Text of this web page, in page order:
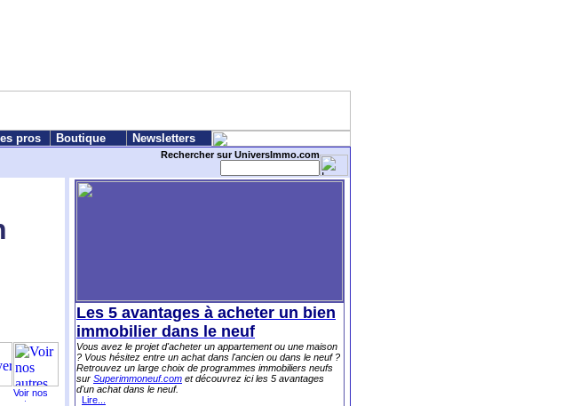
pros Boutique Newsletters
Rechercher sur UniversImmo.com
Les 5 avantages à acheter un bien
immobilier dans le neuf
Vous avez le projet d'acheter un appartement ou une maison
? Vous hésitez entre un achat dans l'ancien ou dans le neuf ?
Retrouvez un large choix de programmes immobiliers neufs
sur Superimmoneuf.com et découvrez ici les 5 avantages
d'un achat dans le neuf.
Lire...